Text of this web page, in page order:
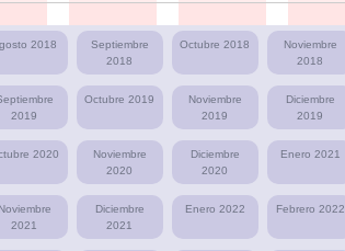
2018
Septiembre
2018
Octubre 2018
Noviembre
2018
2019
Octubre 2019
Noviembre
2019
Diciembre
2019
2020
Noviembre
2020
Diciembre
2020
Enero 2021
Noviembre
2021
Diciembre
2021
Enero 2022 Febrero 2022